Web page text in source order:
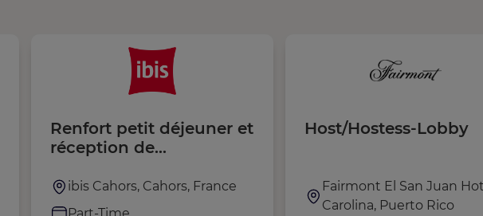
Renfort petit déjeuner et
réception de
ibis Cahors, Cahors, France
Part-Time
Host/Hostess-Lobby
Fairmont El San Juan
Carolina, Puerto Rico